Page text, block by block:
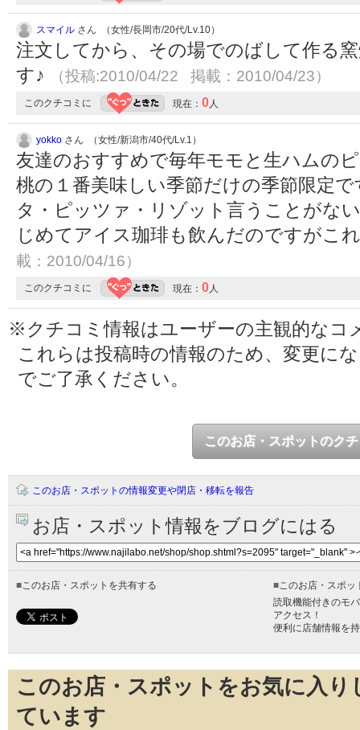
スマイル さん （女性/長岡市/20代/Lv.10）
注文してから、その場でのばして作る
す♪
（投稿:2010/04/22 掲載：2010/04/23）
このクチコミに 現在： 0人
yokko さん （女性/新潟市/40代/Lv.1）
友達のおすすめで毎年モモと生ハムの
桃の１番美味しい季節だけの季節限定
タ・ピッツァ・リゾット言うことがな
じめてアイス珈琲も飲んだのですがこ
載：2010/04/16）
このクチコミに 現在： 0人
※クチコミ情報はユーザーの主観的なコ
これらは投稿時の情報のため、変更に
でご了承ください。
このお店・スポットのク
このお店・スポットの情報変更や閉店・移転を報告
お店・スポット情報をブログにはる
■このお店・スポットを共有する ■このお店・スポッ
読取機能付きのモ
アクセス！
便利に店舗情報を
このお店・スポットをお気に入
ています